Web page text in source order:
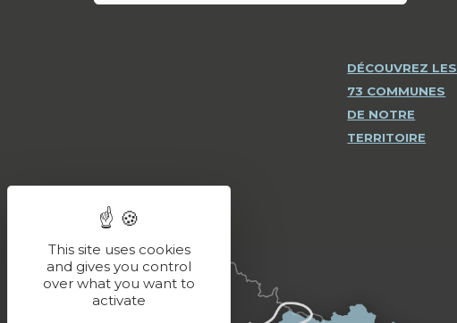
DÉCOUVREZ LES
73 COMMUNES
DE NOTRE
TERRITOIRE
This site uses cookies
and gives you control
over what you want to
activate